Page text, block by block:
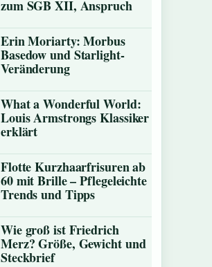
zum SGB XII, Anspruch
Erin Moriarty: Morbus
Basedow und Starlight-
Veränderung
What a Wonderful World:
Louis Armstrongs Klassiker
erklärt
Flotte Kurzhaarfrisuren ab
60 mit Brille – Pflegeleichte
Trends und Tipps
Wie groß ist Friedrich
Merz? Größe, Gewicht und
Steckbrief